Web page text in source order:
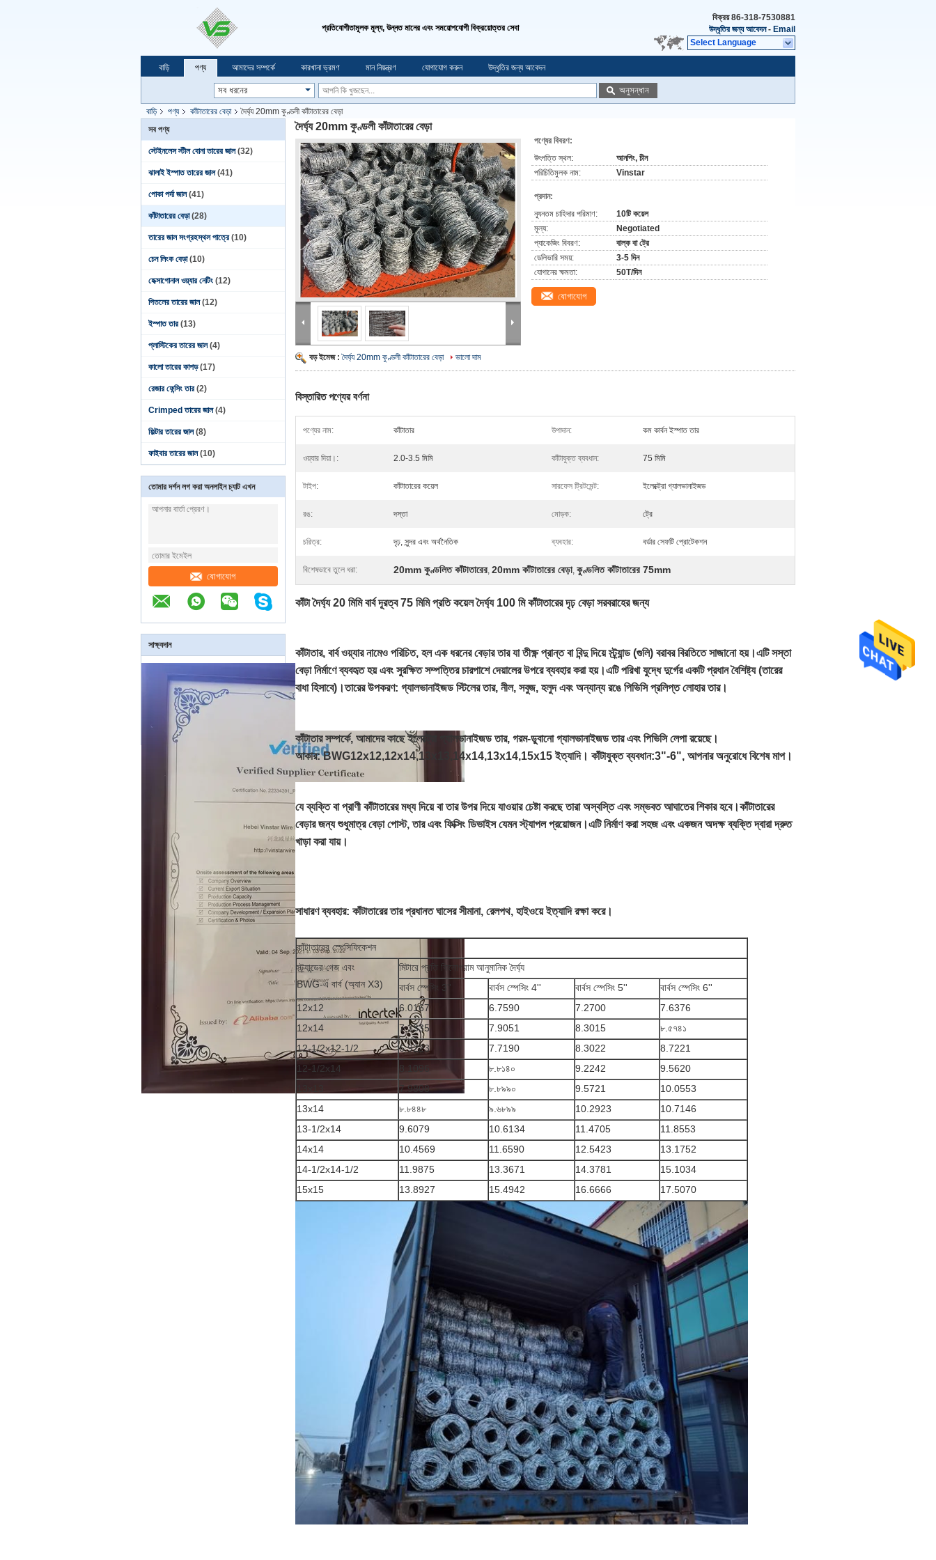
প্রতিযোগীতামূলক মূল্য, উন্নত মানের এবং সময়োপযোগী বিক্রয়োত্তর সেবা
বিক্রয়86-318-7530881
উদ্ধৃতির জন্য আবেদন- Email
Select Language
বাড়ি পণ্য আমাদের সম্পর্কে কারখানা ভ্রমণ মান নিয়ন্ত্রণ যোগাযোগ করুন উদ্ধৃতির জন্য আবেদন
অনুসন্ধান
বাড়ি পণ্য কাঁটাতারের বেড়া
দৈর্ঘ্য 20mm কুণ্ডলী কাঁটাতারের বেড়া
সব পণ্য
স্টেইনলেস স্টীল বোনা তারের জাল (32)
ঝালাই ইস্পাত তারের জাল (41)
পোকা পর্দা জাল (41)
কাঁটাতারের বেড়া (28)
তারের জাল সংগ্রহস্থল পাত্রে (10)
চেন লিংক বেড়া (10)
হেক্সাগোনাল ওয়্যার নেটিং (12)
পিতলের তারের জাল (12)
ইস্পাত তার (13)
প্লাস্টিকের তারের জাল (4)
কালো তারের কাপড় (17)
রেজার ফেন্সিং তার (2)
Crimped তারের জাল (4)
ফিল্টার তারের জাল (8)
ফাইবার তারের জাল (10)
তোমার দর্শন লগ করা অনলাইন চ্যাট এখন
যোগাযোগ
সাক্ষ্যদান
দৈর্ঘ্য 20mm কুণ্ডলী কাঁটাতারের বেড়া
বড় ইমেজ :দৈর্ঘ্য 20mm কুণ্ডলী কাঁটাতারের বেড়া ভালো দাম
পণ্যের বিবরণ:
উৎপত্তি স্থল:
আনপিং, চীন
পরিচিতিমুলক নাম:
Vinstar
প্রদান:
ন্যূনতম চাহিদার পরিমাণ:
10টি কয়েল
মূল্য:
Negotiated
প্যাকেজিং বিবরণ:
বাল্ক বা ট্রে
ডেলিভারি সময়:
3-5 দিন
যোগানের ক্ষমতা:
50T/দিন
যোগাযোগ
বিস্তারিত পণ্যের বর্ণনা
পণ্যের নাম: কাঁটাতার উপাদান: কম কার্বন ইস্পাত তার
ওয়্যার দিয়া।: 2.0-3.5 মিমি কাঁটাযুক্ত ব্যবধান: 75 মিমি
টাইপ: কাঁটাতারের কয়েল সারফেস ট্রিটমেন্ট: ইলেক্ট্রো গ্যালভানাইজড
রঙ: দস্তা মোড়ক: ট্রে
চরিত্র: দৃঢ়, সুন্দর এবং অর্থনৈতিক ব্যবহার: বর্ডার সেফটি প্রোটেকশন
বিশেষভাবে তুলে ধরা: 20mm কুণ্ডলিত কাঁটাতারের, 20mm কাঁটাতারের বেড়া, কুণ্ডলিত কাঁটাতারের 75mm
কাঁটা দৈর্ঘ্য 20 মিমি বার্ব দূরত্ব 75 মিমি প্রতি কয়েল দৈর্ঘ্য 100 মি কাঁটাতারের দৃঢ় বেড়া সরবরাহের জন্য
কাঁটাতার, বার্ব ওয়্যার নামেও পরিচিত, হল এক ধরনের বেড়ার তার যা তীক্ষ্ণ প্রান্ত বা বিন্দু দিয়ে স্ট্র্যান্ড (গুলি) বরাবর বিরতিতে সাজানো হয়।এটি সস্তা
বেড়া নির্মাণে ব্যবহৃত হয় এবং সুরক্ষিত সম্পত্তির চারপাশে দেয়ালের উপরে ব্যবহার করা হয়।এটি পরিখা যুদ্ধে দুর্গের একটি প্রধান বৈশিষ্ট্য (তারের
বাধা হিসাবে)।তারের উপকরণ: গ্যালভানাইজড স্টিলের তার, নীল, সবুজ, হলুদ এবং অন্যান্য রঙে পিভিসি প্রলিপ্ত লোহার তার।
কাঁটাতার সম্পর্কে, আমাদের কাছে ইলেক্ট্রো গ্যালভানাইজড তার, গরম-ডুবানো গ্যালভানাইজড তার এবং পিভিসি লেপা রয়েছে।
আকার: BWG12x12,12x14,13x13,14x14,13x14,15x15 ইত্যাদি। কাঁটাযুক্ত ব্যবধান:3"-6", আপনার অনুরোধে বিশেষ মাপ।
যে ব্যক্তি বা প্রাণী কাঁটাতারের মধ্য দিয়ে বা তার উপর দিয়ে যাওয়ার চেষ্টা করছে তারা অস্বস্তি এবং সম্ভবত আঘাতের শিকার হবে।কাঁটাতারের
বেড়ার জন্য শুধুমাত্র বেড়া পোস্ট, তার এবং ফিক্সিং ডিভাইস যেমন স্ট্যাপল প্রয়োজন।এটি নির্মাণ করা সহজ এবং একজন অদক্ষ ব্যক্তি দ্বারা দ্রুত
খাড়া করা যায়।
সাধারণ ব্যবহার: কাঁটাতারের তার প্রধানত ঘাসের সীমানা, রেলপথ, হাইওয়ে ইত্যাদি রক্ষা করে।
কাঁটাতারের স্পেসিফিকেশন
স্ট্র্যান্ডের গেজ এবং
BWG-এ বার্ব (অ্যান X3)
মিটারে প্রতি কিলোগ্রাম আনুমানিক দৈর্ঘ্য
বার্বস স্পেসিং 3''
বার্বস স্পেসিং 4'' বার্বস স্পেসিং 5''
বার্বস স্পেসিং 6''
12x12
6.0167 6.7590 7.2700
7.6376
12x14
7.3335 7.9051 8.3015
৮.৫৭৪১
12-1/2x12-1/2
6.9223 7.7190 8.3022
8.7221
12-1/2x14
8.1096 ৮.৮১৪০ 9.2242
9.5620
7.9808 ৮.৮৯৯০ 9.5721
10.0553
13x14
৮.৮৪৪৮ ৯.৬৮৯৯ 10.2923
10.7146
13-1/2x14
9.6079 10.6134 11.4705
11.8553
14x14
10.4569 11.6590 12.5423
13.1752
14-1/2x14-1/2
11.9875 13.3671 14.3781
15.1034
15x15
13.8927 15.4942 16.6666 17.5070